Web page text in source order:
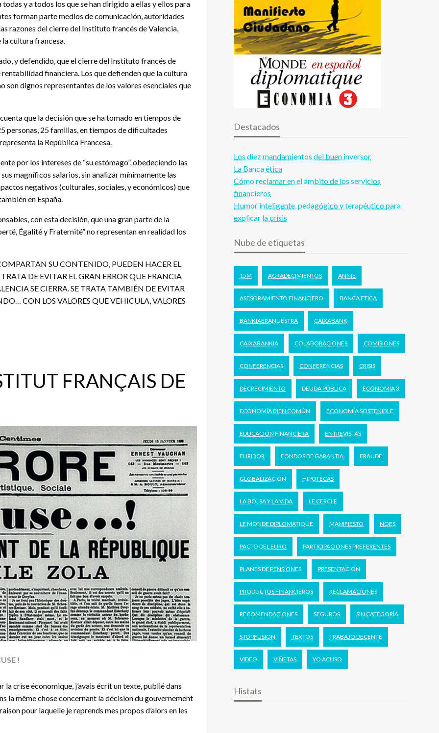
y a todos los que se han dirigido a ellas y ellos para
forman parte medios de comunicación, autoridades
razones del cierre del Instituto francés de Valencia,
cultura francesa.
y defendido, que el cierre del Instituto francés de
financiera. Los que defienden que la cultura
dignos representantes de los valores esenciales que
que la decisión que se ha tomado en tiempos de
personas, 25 familias, en tiempos de dificultades
la República Francesa.
por los intereses de “su estómago”, obedeciendo las
magníficos salarios, sin analizar mínimamente las
negativos (culturales, sociales, y económicos) que
en España.
con esta decisión, que una gran parte de la
Égalité y Fraternité” no representan en realidad los
SU CONTENIDO, PUEDEN HACER EL
DE EVITAR EL GRAN ERROR QUE FRANCIA
SE CIERRA. SE TRATA TAMBIÉN DE EVITAR
CON LOS VALORES QUE VEHICULA, VALORES
FRANÇAIS DE
!
la crise économique, j’avais écrit un texte, publié dans
la même chose concernant la décision du gouvernement
pour laquelle je reprends mes propos d’alors en les
Destacados
Los diez mandamientos del buen inversor
La Banca ética
Cómo reclamar en el ámbito de los servicios
financieros
Humor inteligente, pedagógico y terapéutico para
explicar la crisis
Nube de etiquetas
15M AGRADECIMIENTOS ANNIE
ASESORAMIENTO FINANCIERO BANCA ETICA
BANKIAERANUESTRA CAIXABANK
CAIXABANKIA COLABORACIONES COMISIONES
CONFERENCIAS CONFERENCIAS CRISIS
DECRECIMIENTO DEUDA PÚBLICA ECONOMIA 3
ECONOMÍA BIEN COMÚN ECONOMÍA SOSTENIBLE
EDUCACIÓN FINANCIERA ENTREVISTAS
EURIBOR FONDOS DE GARANTIA FRAUDE
GLOBALIZACIÓN HIPOTECAS
LA BOLSA Y LA VIDA LE CERCLE
LE MONDE DIPLOMATIQUE MANIFIESTO NOES
PACTO DEL EURO PARTICIPACIONES PREFERENTES
PLANES DE PENSIONES PRESENTACION
PRODUCTOS FINANCIEROS RECLAMACIONES
RECOMENDACIONES SEGUROS SIN CATEGORÍA
STOPFUSION TEXTOS TRABAJO DECENTE
VIDEO VIÑETAS YO ACUSO
Histats